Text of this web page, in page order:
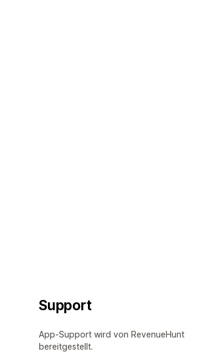
Support
App-Support wird von RevenueHunt
bereitgestellt.